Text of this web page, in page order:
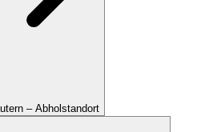
– Abholstandort